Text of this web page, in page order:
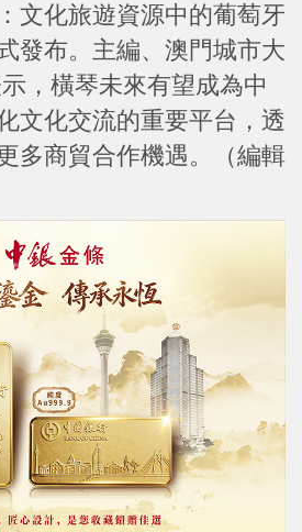
文化旅遊資源中的葡萄牙
發布。主編、澳門城市大
，橫琴未來有望成為中
文化交流的重要平台，透
多商貿合作機遇。（編輯